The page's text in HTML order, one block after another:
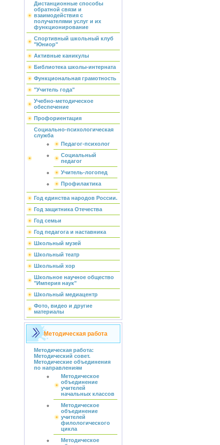
Дистанционные способы
обратной связи и
взаимодействия с
получателями услуг и их
функционирование
Спортивный школьный клуб
"Юниор"
Активные каникулы
Библиотека школы-интерната
Функциональная грамотность
"Учитель года"
Учебно-методическое
обеспечение
Профориентация
Социально-психологическая
служба
Педагог-психолог
Социальный
педагог
Учитель-логопед
Профилактика
Год единства народов России.
Год защитника Отечества
Год семьи
Год педагога и наставника
Школьный музей
Школьный театр
Школьный хор
Школьное научное общество
"Империя наук"
Школьный медиацентр
Фото, видео и другие
материалы
Методическая работа
Методическая работа:
Методический совет.
Методические объединения
по направлениям
Методическое
объединение
учителей
начальных классов
Методическое
объединение
учителей
филологического
цикла
Методическое